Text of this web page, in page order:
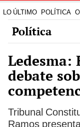
LO ÚLTIMO POLÍTICA
Política
Ledesma:
debate
Tribunal
Ramos